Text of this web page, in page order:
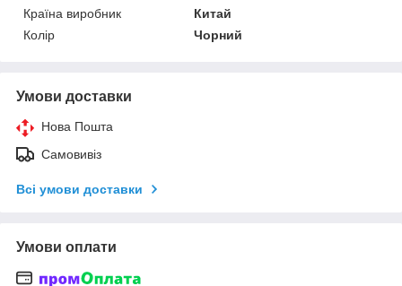
Країна виробник
Китай
Колір
Чорний
Умови доставки
Нова Пошта
Самовивіз
Всі умови доставки
Умови оплати